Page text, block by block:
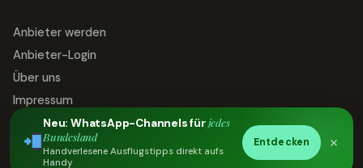
Anbieter werden
Anbieter-Login
Über uns
Impressum
Datenschutz
Kontakt
Neu: WhatsApp-Channels fürjedes
Bundesland
Handverlesene Ausflugstipps direkt aufs
Handy
Entdecken ×